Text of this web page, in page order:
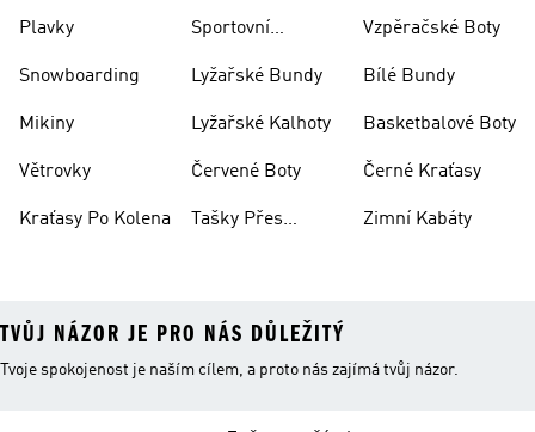
Plavky
Snowboarding
Mikiny
Větrovky
Kraťasy Po Kolena
Sportovní
Lyžařské Bundy
Lyžařské Kalhoty
Červené Boty
Tašky Přes
Vzpěračské Boty
Bílé Bundy
Basketbalové Boty
Černé Kraťasy
Zimní Kabáty
TVŮJ NÁZOR JE PRO NÁS DŮLEŽITÝ
Tvoje spokojenost je naším cílem, a proto nás zajímá tvůj názor.